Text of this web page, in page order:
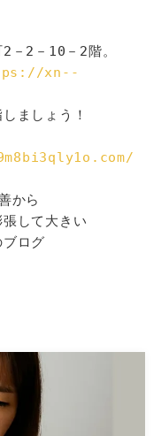
－2－10－2階。
xn--
ましょう！
から
して大きい
ログ